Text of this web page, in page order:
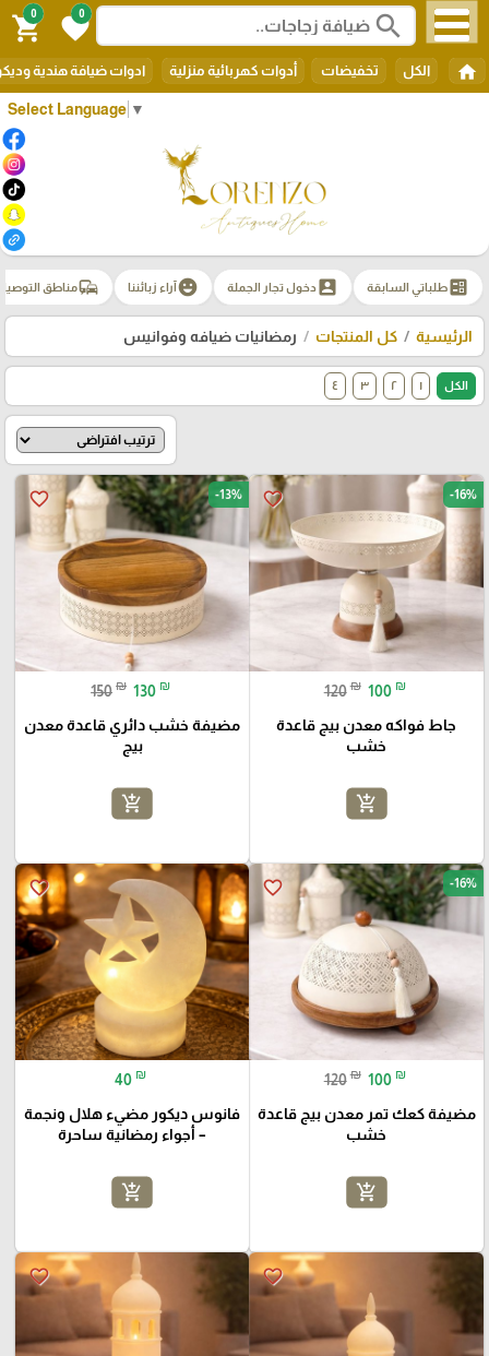
Select Language ▼
search
0
favorite
0
shopping_cart
home الكل تخفيضات أدوات كهربائية منزلية ادوات ضيافة هندية
ballotطلباتي السابقة account_box دخول تجار الجملة emoji_emotionsآراء زبائننا commuteمناطق
الرئيسية كل المنتجات رمضانيات ضيافه وفوانيس
الكل ١ ٢ ٣ ٤
favorite_border -16%
120 ₪ 100 ₪
جاط فواكه معدن بيج قاعدة
خشب
add_shopping_cart
favorite_border -13%
150 ₪ 130 ₪
مضيفة خشب دائري قاعدة معدن
بيج
add_shopping_cart
favorite_border -16%
120 ₪ 100 ₪
مضيفة كعك تمر معدن بيج قاعدة
خشب
add_shopping_cart
favorite_border
40 ₪
فانوس ديكور مضيء هلال ونجمة
– أجواء رمضانية ساحرة
add_shopping_cart
favorite_border
favorite_border